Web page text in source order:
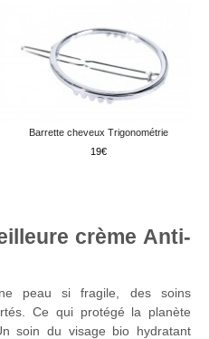
Barrette cheveux Trigonométrie
19
crème Anti-
peau si fragile, des soins
Ce qui protégé la planète
soin du visage bio hydratant